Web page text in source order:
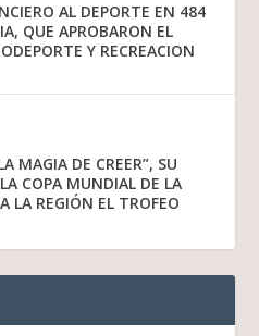
AL DEPORTE EN 484
QUE APROBARON EL
Y RECREACION
MAGIA DE CREER”, SU
COPA MUNDIAL DE LA
LA REGIÓN EL TROFEO